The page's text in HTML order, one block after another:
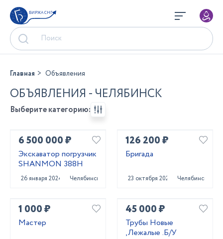
БИРЖА СНГ
Главная Объявления
ОБЪЯВЛЕНИЯ - ЧЕЛЯБИНСК
Выберите категорию:
6 500 000 ₽
Экскаватор погрузчик
SHANMON 388H
26 января 2024 Челябинск
126 200 ₽
Бригада
23 октября 2023 Челябинск
1 000 ₽
Мастер
45 000 ₽
Трубы Новые
,Лежалые .Б/У